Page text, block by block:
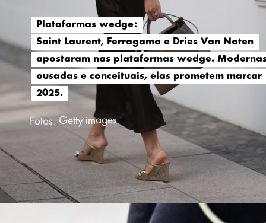
Plataformas wedge:
Saint Laurent, Ferragamo e Dries Van Noten
apostaram nas plataformas wedge.
ousadas e conceituais, elas prometem marcar
2025.
Plataformas wedge:
Saint Laurent, Ferragamo e Dries Van Noten
apostaram nas plataformas wedge.
ousadas e conceituais, elas prometem marcar
2025.
Fotos: Getty images